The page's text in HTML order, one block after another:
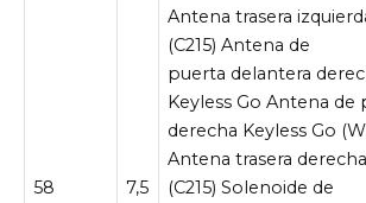
58 7,5
Antena trasera
(C215) Antena de
puerta delantera
Keyless Go Antena de
derecha Keyless Go
Antena trasera
(C215) Solenoide de